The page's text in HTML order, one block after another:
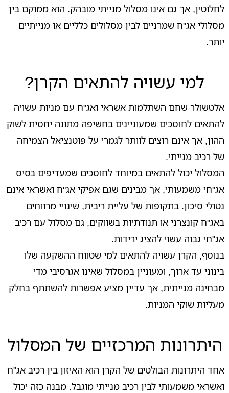
לחלוטין, אך גם אינו מסלול מנייתי מובהק. הוא ממוקם בין
מסלולי אג"ח שמרניים לבין מסלולים כלליים או מנייתיים
יותר.
למי עשויה להתאים הקרן?
אלטשולר שחם השתלמות אשראי ואג"ח עם מניות עשויה
להתאים לחוסכים שמעוניינים בחשיפה מתונה יחסית לשוק
ההון, אך אינם רוצים לוותר לגמרי על פוטנציאל הצמיחה
של רכיב מנייתי.
המסלול יכול להתאים במיוחד לחוסכים שמעדיפים בסיס
אג"חי משמעותי, אך מבינים שגם אפיקי אג"ח ואשראי אינם
נטולי סיכון. בתקופות של עליית ריבית, שינויי מרווחים
באג"ח קונצרני או תנודתיות בשווקים, גם מסלול עם רכיב
אג"חי גבוה עשוי להציג ירידות.
בנוסף, הקרן עשויה להתאים למי שטווח ההשקעה שלו
בינוני עד ארוך, ומעוניין במסלול שאינו אגרסיבי מדי
מבחינה מנייתית, אך עדיין מציע אפשרות להשתתף בחלק
מעליות שוקי המניות.
היתרונות המרכזיים של המסלול
אחד היתרונות הבולטים של הקרן הוא האיזון בין רכיב אג"ח
ואשראי משמעותי לבין רכיב מנייתי מוגבל. מבנה כזה יכול